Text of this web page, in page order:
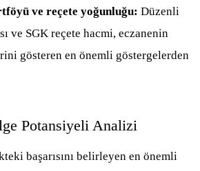
ve reçete yoğunluğu: Düzenli
ve SGK reçete hacmi, eczanenin
gösteren en önemli göstergelerden
Potansiyeli Analizi
başarısını belirleyen en önemli